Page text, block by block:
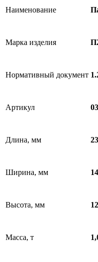
Наименование
Марка изделия
Нормативный документ
Артикул
Длина, мм
Ширина, мм
Высота, мм
Масса, т